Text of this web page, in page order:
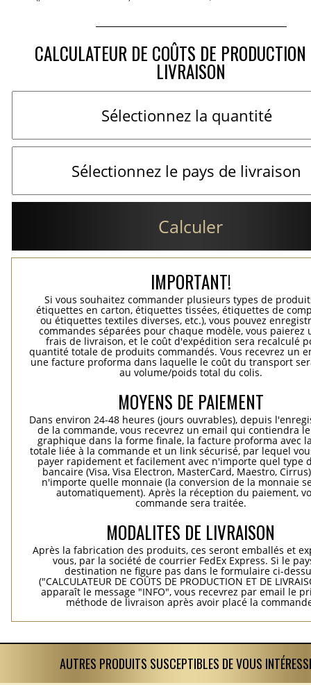
CALCULATEUR DE COÛTS DE
LIVRAISON
Calculer
IMPORTANT!
Si vous souhaitez commander plusieurs types de
étiquettes en carton, étiquettes tissées, étiquettes de
ou étiquettes textiles diverses, etc.), vous pouvez
commandes séparées pour chaque modèle, vous paierez
frais de livraison, et le coût d'expédition sera recalculé
quantité totale de produits commandés. Vous recevrez un
une facture proforma dans laquelle le coût du transport
au volume/poids total du colis.
MOYENS DE PAIEMENT
Dans environ 24-48 heures (jours ouvrables), depuis
de la commande, vous recevrez un email qui contiendra
graphique dans la forme finale, la facture proforma avec
totale liée à la commande et un link sécurisé, par lequel
payer rapidement et facilement avec n'importe quel type
bancaire (Visa, Visa Electron, MasterCard, Maestro,
n'importe quelle monnaie (la conversion de la monnaie
automatiquement). Après la réception du paiement,
commande sera traitée.
MODALITES DE LIVRAISON
Après la fabrication des produits, ces seront emballés et
vous, par la société de courrier FedEx Express. Si le
destination ne figure pas dans le formulaire ci-
("CALCULATEUR DE COÛTS DE PRODUCTION ET DE
apparaît le message "INFO", vous recevrez par email le
méthode de livraison après avoir placé la
AUTRES PRODUITS SUSCEPTIBLES DE VOUS